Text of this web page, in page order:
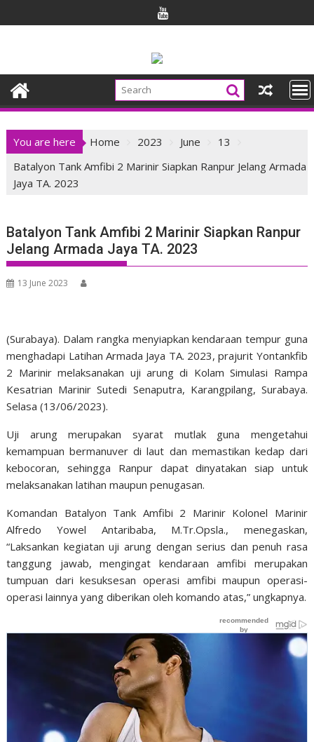
to
You are here Home 2023 June
13
Batalyon Tank Amfibi 2 Marinir Siapkan Ranpur Jelang Armada
Jaya TA. 2023
Batalyon Tank Amfibi 2 Marinir Siapkan Ranpur
Jelang Armada Jaya TA. 2023
13 June 2023
(Surabaya). Dalam rangka menyiapkan kendaraan tempur guna
menghadapi Latihan Armada Jaya TA. 2023, prajurit Yontankfib
2 Marinir melaksanakan uji arung di Kolam Simulasi Rampa
Kesatrian Marinir Sutedi Senaputra, Karangpilang, Surabaya.
Selasa (13/06/2023).
Uji arung merupakan syarat mutlak guna mengetahui
kemampuan bermanuver di laut dan memastikan kedap dari
kebocoran, sehingga Ranpur dapat dinyatakan siap untuk
melaksanakan latihan maupun penugasan.
Komandan Batalyon Tank Amfibi 2 Marinir Kolonel Marinir
Alfredo Yowel Antaribaba, M.Tr.Opsla., menegaskan,
“Laksankan kegiatan uji arung dengan serius dan penuh rasa
tanggung jawab, mengingat kendaraan amfibi merupakan
tumpuan dari kesuksesan operasi amfibi maupun operasi-
operasi lainnya yang diberikan oleh komando atas,” ungkapnya.